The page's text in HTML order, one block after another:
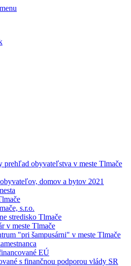
prehľad obyvateľstva v meste Tlmače
domov a bytov 2021
s.r.o.
stredisko Tlmače
v meste Tlmače
"pri šampusárni" v meste Tlmače
EÚ
s finančnou podporou vlády SR